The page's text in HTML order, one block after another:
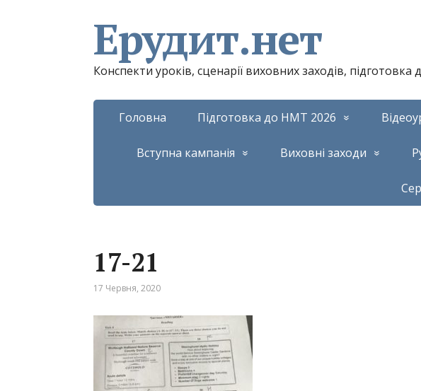
Ерудит.нет
Конспекти уроків, сценарії виховних заходів,
Головна Підготовка до НМТ 2026
Вступна кампанія Виховні заходи
17-21
17 Червня, 2020